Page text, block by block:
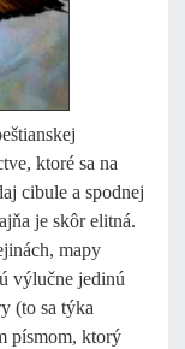
ktoré sa na
cibule a spodnej
je skôr elitná.
mapy
výlučne jedinú
(to sa týka
písmom, ktorý